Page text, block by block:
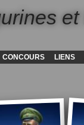
et
CONCOURS LIENS